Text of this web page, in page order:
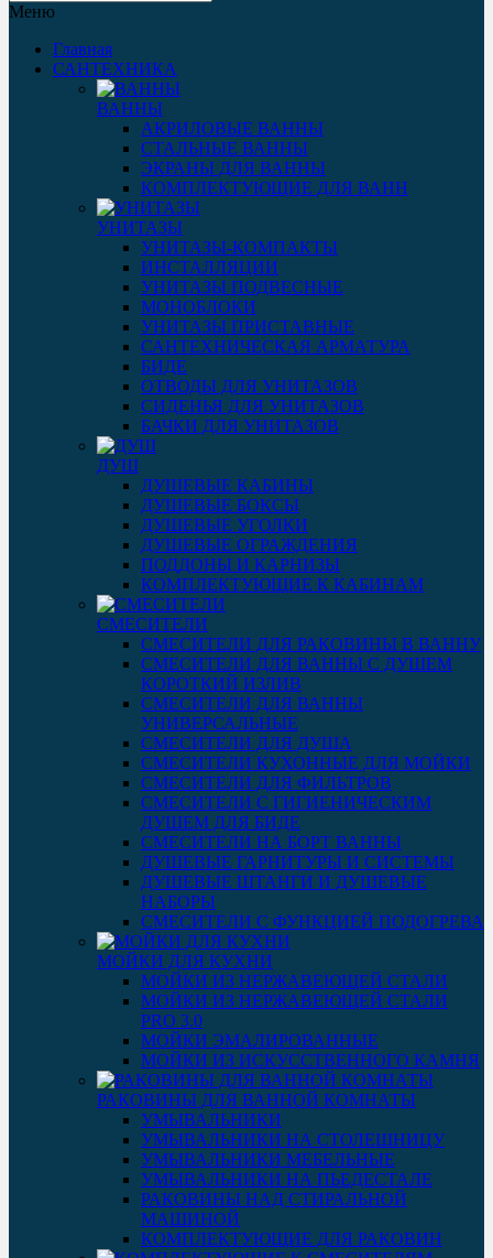
Меню
Главная
САНТЕХНИКА
ВАННЫ
АКРИЛОВЫЕ ВАННЫ
СТАЛЬНЫЕ ВАННЫ
ЭКРАНЫ ДЛЯ ВАННЫ
КОМПЛЕКТУЮЩИЕ ДЛЯ ВАНН
УНИТАЗЫ
УНИТАЗЫ-КОМПАКТЫ
ИНСТАЛЛЯЦИИ
УНИТАЗЫ ПОДВЕСНЫЕ
МОНОБЛОКИ
УНИТАЗЫ ПРИСТАВНЫЕ
САНТЕХНИЧЕСКАЯ АРМАТУРА
БИДЕ
ОТВОДЫ ДЛЯ УНИТАЗОВ
СИДЕНЬЯ ДЛЯ УНИТАЗОВ
БАЧКИ ДЛЯ УНИТАЗОВ
ДУШ
ДУШЕВЫЕ КАБИНЫ
ДУШЕВЫЕ БОКСЫ
ДУШЕВЫЕ УГОЛКИ
ДУШЕВЫЕ ОГРАЖДЕНИЯ
ПОДДОНЫ И КАРНИЗЫ
КОМПЛЕКТУЮЩИЕ К КАБИНАМ
СМЕСИТЕЛИ
СМЕСИТЕЛИ ДЛЯ РАКОВИНЫ В ВАННУ
СМЕСИТЕЛИ ДЛЯ ВАННЫ С ДУШЕМ
КОРОТКИЙ ИЗЛИВ
СМЕСИТЕЛИ ДЛЯ ВАННЫ
УНИВЕРСАЛЬНЫЕ
СМЕСИТЕЛИ ДЛЯ ДУША
СМЕСИТЕЛИ КУХОННЫЕ ДЛЯ МОЙКИ
СМЕСИТЕЛИ ДЛЯ ФИЛЬТРОВ
СМЕСИТЕЛИ С ГИГИЕНИЧЕСКИМ
ДУШЕМ ДЛЯ БИДЕ
СМЕСИТЕЛИ НА БОРТ ВАННЫ
ДУШЕВЫЕ ГАРНИТУРЫ И СИСТЕМЫ
ДУШЕВЫЕ ШТАНГИ И ДУШЕВЫЕ
НАБОРЫ
СМЕСИТЕЛИ С ФУНКЦИЕЙ ПОДОГРЕВА
МОЙКИ ДЛЯ КУХНИ
МОЙКИ ИЗ НЕРЖАВЕЮЩЕЙ СТАЛИ
МОЙКИ ИЗ НЕРЖАВЕЮЩЕЙ СТАЛИ
PRO 3.0
МОЙКИ ЭМАЛИРОВАННЫЕ
МОЙКИ ИЗ ИСКУССТВЕННОГО КАМНЯ
РАКОВИНЫ ДЛЯ ВАННОЙ КОМНАТЫ
УМЫВАЛЬНИКИ
УМЫВАЛЬНИКИ НА СТОЛЕШНИЦУ
УМЫВАЛЬНИКИ МЕБЕЛЬНЫЕ
УМЫВАЛЬНИКИ НА ПЬЕДЕСТАЛЕ
РАКОВИНЫ НАД СТИРАЛЬНОЙ
МАШИНОЙ
КОМПЛЕКТУЮЩИЕ ДЛЯ РАКОВИН